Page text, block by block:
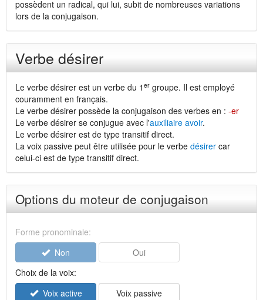
possèdent un radical, qui lui, subit de nombreuses variations
lors de la conjugaison.
Verbe désirer
Le verbe désirer est un verbe du 1 er groupe. Il est employé
couramment en français.
Le verbe désirer possède la conjugaison des verbes en : -er
Le verbe désirer se conjugue avec l'auxiliaire avoir.
Le verbe désirer est de type transitif direct.
La voix passive peut être utilisée pour le verbe désirer car
celui-ci est de type transitif direct.
Options du moteur de conjugaison
Forme pronominale:
Non
Oui
Choix de la voix:
Voix active
Voix passive